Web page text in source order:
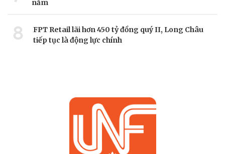
năm
8
FPT Retail lãi hơn 450 tỷ đồng quý II, Long Châu
tiếp tục là động lực chính